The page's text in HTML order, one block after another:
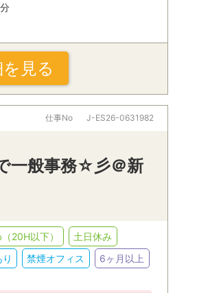
見る
仕事No J-ES26-0631982
一般事務☆彡＠新
20H以下）
土日休み
禁煙オフィス 6ヶ月以上